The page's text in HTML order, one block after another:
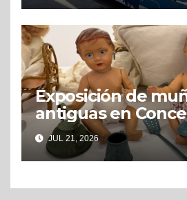
Exposición de
antiguas en
Uruguay
JUL 21, 2026